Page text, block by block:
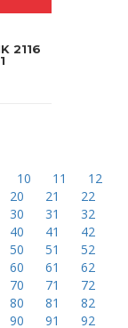
2116
10 11
12
20 21
22
30 31
32
40 41
42
50 51
52
60 61
62
70 71
72
80 81
82
90 91
92